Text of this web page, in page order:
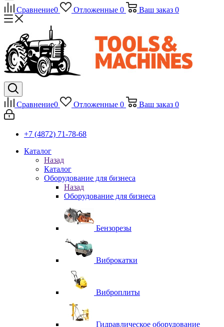
Сравнение0 Отложенные 0 Ваш заказ 0
Сравнение0 Отложенные 0 Ваш заказ 0
+7 (4872) 71-78-68
Каталог
Назад
Каталог
Оборудование для бизнеса
Назад
Оборудование для бизнеса
Бензорезы
Виброкатки
Виброплиты
Гидравлическое оборудование